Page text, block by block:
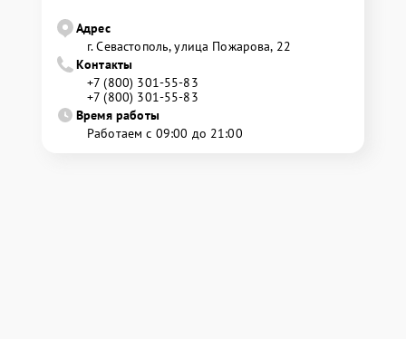
Адрес
г. Севастополь, улица Пожарова, 22
Контакты
+7 (800) 301-55-83
+7 (800) 301-55-83
Время работы
Работаем с 09:00 до 21:00